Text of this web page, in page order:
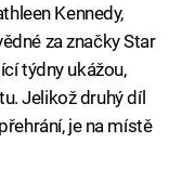
Kennedy,
za značky Star
týdny ukážou,
Jelikož druhý díl
je na místě